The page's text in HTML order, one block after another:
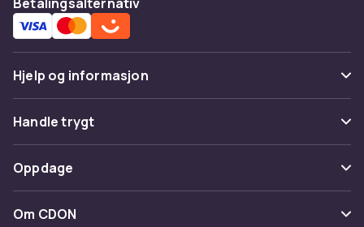
Hjelp og informasjon
Vanlige spørsmål
Spor pakke
Angre & returner her
Kontakt oss
Handle trygt
Betaling
Levering
Oppdage
Kategorier
Om CDON